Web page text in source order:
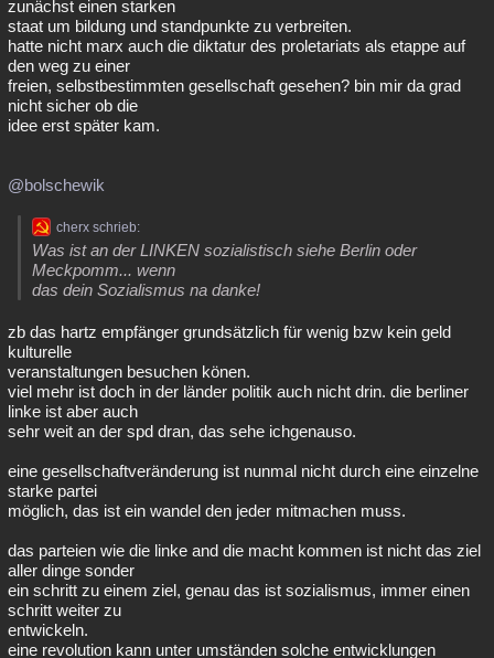
zunächst einen starken
staat um bildung und standpunkte zu verbreiten.
hatte nicht marx auch die diktatur des proletariats als etappe auf
den weg zu einer
freien, selbstbestimmten gesellschaft gesehen? bin mir da grad
nicht sicher ob die
idee erst später kam.
@bolschewik
cherx schrieb:
Was ist an der LINKEN sozialistisch siehe Berlin oder
Meckpomm... wenn
das dein Sozialismus na danke!
zb das hartz empfänger grundsätzlich für wenig bzw kein geld
kulturelle
veranstaltungen besuchen könen.
viel mehr ist doch in der länder politik auch nicht drin. die berliner
linke ist aber auch
sehr weit an der spd dran, das sehe ichgenauso.
eine gesellschaftveränderung ist nunmal nicht durch eine einzelne
starke partei
möglich, das ist ein wandel den jeder mitmachen muss.
das parteien wie die linke and die macht kommen ist nicht das ziel
aller dinge sonder
ein schritt zu einem ziel, genau das ist sozialismus, immer einen
schritt weiter zu
entwickeln.
eine revolution kann unter umständen solche entwicklungen